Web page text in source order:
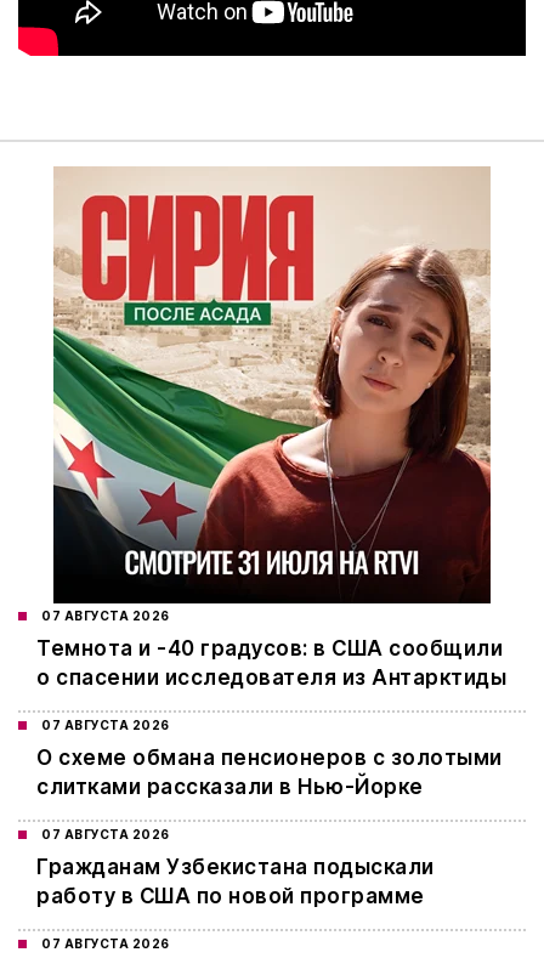
07 АВГУСТА 2026
Темнота и -40 градусов: в США сообщили
о спасении исследователя из Антарктиды
07 АВГУСТА 2026
О схеме обмана пенсионеров с золотыми
слитками рассказали в Нью-Йорке
07 АВГУСТА 2026
Гражданам Узбекистана подыскали
работу в США по новой программе
07 АВГУСТА 2026